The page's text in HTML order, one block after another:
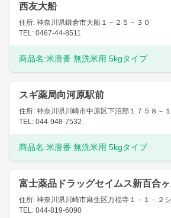
西友大船
住所: 神奈川県鎌倉市大船１－２５－３０
TEL: 0467-44-8511
商品名:米唐番 無洗米用 5kgタイプ
スギ薬局向河原駅前
住所: 神奈川県川崎市中原区下沼部１７５８－
TEL: 044-948-7532
商品名:米唐番 無洗米用 5kgタイプ
富士薬品ドラッグセイムス新百合ヶ
住所: 神奈川県川崎市麻生区万福寺１－１－２
TEL: 044-819-6090